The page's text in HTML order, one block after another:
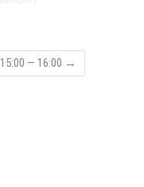
15:00 — 16:00 →